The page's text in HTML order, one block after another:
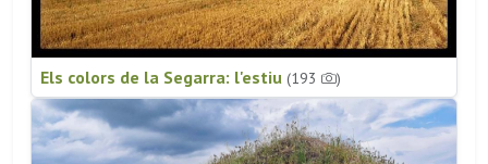
Els colors de la Segarra: l'estiu (193 )